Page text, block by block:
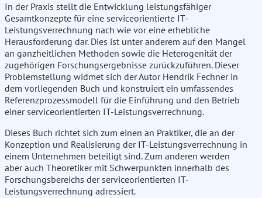
In der Praxis stellt die Entwicklung leistungsfähiger
Gesamtkonzepte für eine serviceorientierte IT-
Leistungsverrechnung nach wie vor eine erhebliche
Herausforderung dar. Dies ist unter anderem auf den Mangel
an ganzheitlichen Methoden sowie die Heterogenität der
zugehörigen Forschungsergebnisse zurückzuführen. Dieser
Problemstellung widmet sich der Autor Hendrik Fechner in
dem vorliegenden Buch und konstruiert ein umfassendes
Referenzprozessmodell für die Einführung und den Betrieb
einer serviceorientierten IT-Leistungsverrechnung.
Dieses Buch richtet sich zum einen an Praktiker, die an der
Konzeption und Realisierung der IT-Leistungsverrechnung in
einem Unternehmen beteiligt sind. Zum anderen werden
aber auch Theoretiker mit Schwerpunkten innerhalb des
Forschungsbereichs der serviceorientierten IT-
Leistungsverrechnung adressiert.